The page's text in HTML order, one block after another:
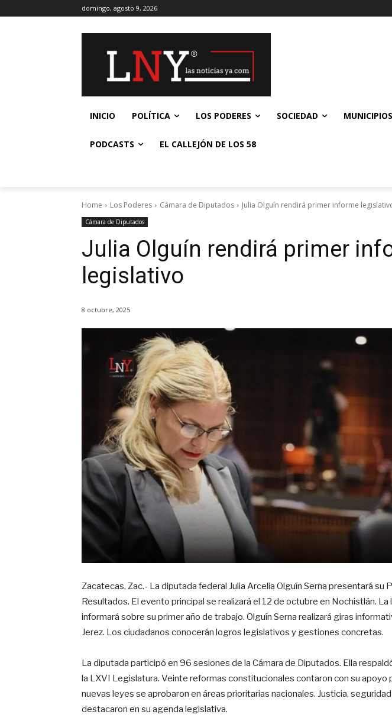
domingo, agosto 9, 2026
INICIO POLÍTICA LOS PODERES SOCIEDAD MUNICIPIOS
PODCASTS EL CALLEJÓN DE LOS 58
Home Los Poderes Cámara de Diputados Julia Olguín rendirá primer informe
Cámara de Diputados
Julia Olguín rendirá primer
legislativo
8 octubre, 2025
Zacatecas, Zac.- La diputada federal Julia Arcelia Olguín Serna presentará su
Resultados. El evento principal se realizará el 12 de octubre en Nochistlán.
informará sobre su primer año de trabajo. Olguín Serna realizará giras
Jerez. Los ciudadanos conocerán logros legislativos y gestiones concretas.
La diputada participó en 96 sesiones de la Cámara de Diputados. Ella
la LXVI Legislatura. Veinte reformas constitucionales contaron con su apoyo
nuevas leyes se aprobaron en áreas prioritarias nacionales. Justicia,
destacaron en su agenda legislativa.